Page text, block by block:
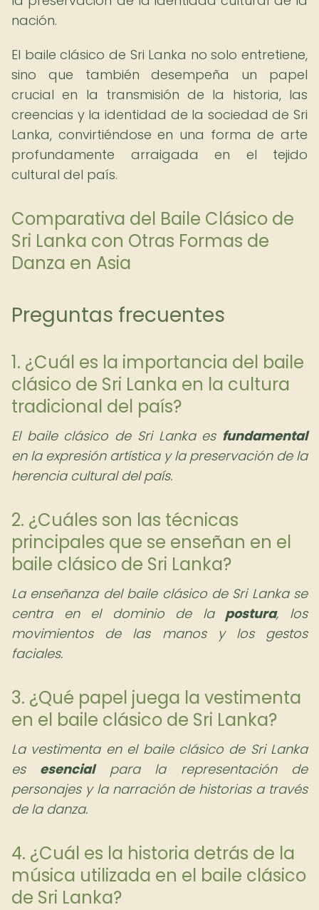
nación.
El baile clásico de Sri Lanka no solo entretiene,
sino que también desempeña un papel
crucial en la transmisión de la historia, las
creencias y la identidad de la sociedad de Sri
Lanka, convirtiéndose en una forma de arte
profundamente arraigada en el tejido
cultural del país.
Comparativa del Baile Clásico de
Sri Lanka con Otras Formas de
Danza en Asia
Preguntas frecuentes
1. ¿Cuál es la importancia del baile
clásico de Sri Lanka en la cultura
tradicional del país?
El baile clásico de Sri Lanka es fundamental
en la expresión artística y la preservación de la
herencia cultural del país.
2. ¿Cuáles son las técnicas
principales que se enseñan en el
baile clásico de Sri Lanka?
La enseñanza del baile clásico de Sri Lanka se
centra en el dominio de la postura, los
movimientos de las manos y los gestos
faciales.
3. ¿Qué papel juega la vestimenta
en el baile clásico de Sri Lanka?
La vestimenta en el baile clásico de Sri Lanka
es esencialpara la representación de
personajes y la narración de historias a través
de la danza.
4. ¿Cuál es la historia detrás de la
música utilizada en el baile clásico
de Sri Lanka?